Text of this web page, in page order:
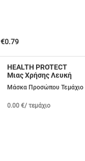
€0.79
HEALTH PROTECT
Μιας Χρήσης Λευκή
FFP2
Μάσκα Προσώπου Τεμάχιο
0.00 €/ τεμάχιο